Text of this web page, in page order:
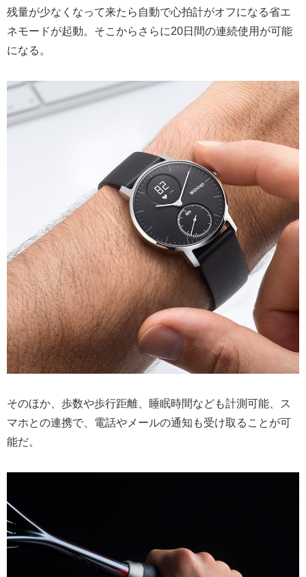
残量が少なくなって来たら自動で心拍計がオフになる省エ
ネモードが起動。そこからさらに20日間の連続使用が可能
になる。
そのほか、歩数や歩行距離、睡眠時間なども計測可能、ス
マホとの連携で、電話やメールの通知も受け取ることが可
能だ。